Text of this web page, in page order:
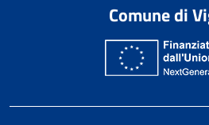
Comune di